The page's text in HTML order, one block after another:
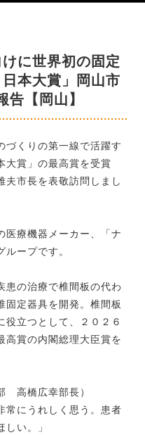
に世界初の固定
本大賞」岡山市
告【岡山】
づくりの第一線で活躍す
大賞」の最高賞を受賞
夫市長を表敬訪問しまし
医療機器メーカー、「ナ
ープです。
患の治療で椎間板の代わ
固定器具を開発。椎間板
役立つとして、２０２６
高賞の内閣総理大臣賞を
高橋広幸部長）
常にうれしく思う。患者
い。」